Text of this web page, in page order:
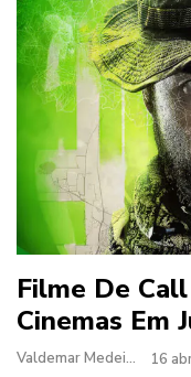
Filme De
Cinemas Em
Valdemar Medeiros 16